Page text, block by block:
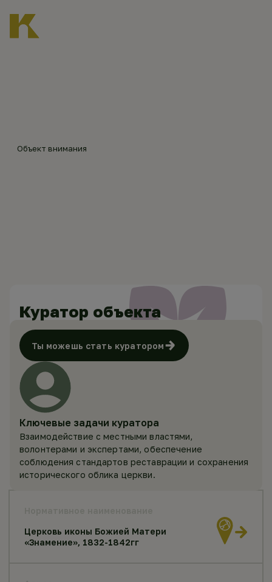
Объект внимания
Церковь иконы Божией Матери
«Знамение», 1832-1842гг
Куратор объекта
Ты можешь стать куратором
Ключевые задачи куратора
Взаимодействие с местными властями,
волонтерами и экспертами, обеспечение
соблюдения стандартов реставрации и сохранения
исторического облика церкви.